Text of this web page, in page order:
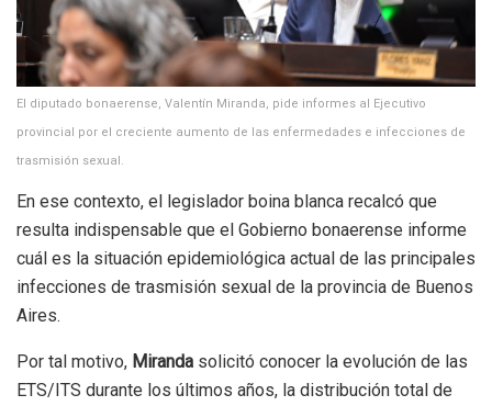
El diputado bonaerense, Valentín Miranda, pide informes al Ejecutivo
provincial por el creciente aumento de las enfermedades e infecciones de
trasmisión sexual.
En ese contexto, el legislador boina blanca recalcó que
resulta indispensable que el Gobierno bonaerense informe
cuál es la situación epidemiológica actual de las principales
infecciones de trasmisión sexual de la provincia de Buenos
Aires.
Por tal motivo, Miranda solicitó conocer la evolución de las
ETS/ITS durante los últimos años, la distribución total de